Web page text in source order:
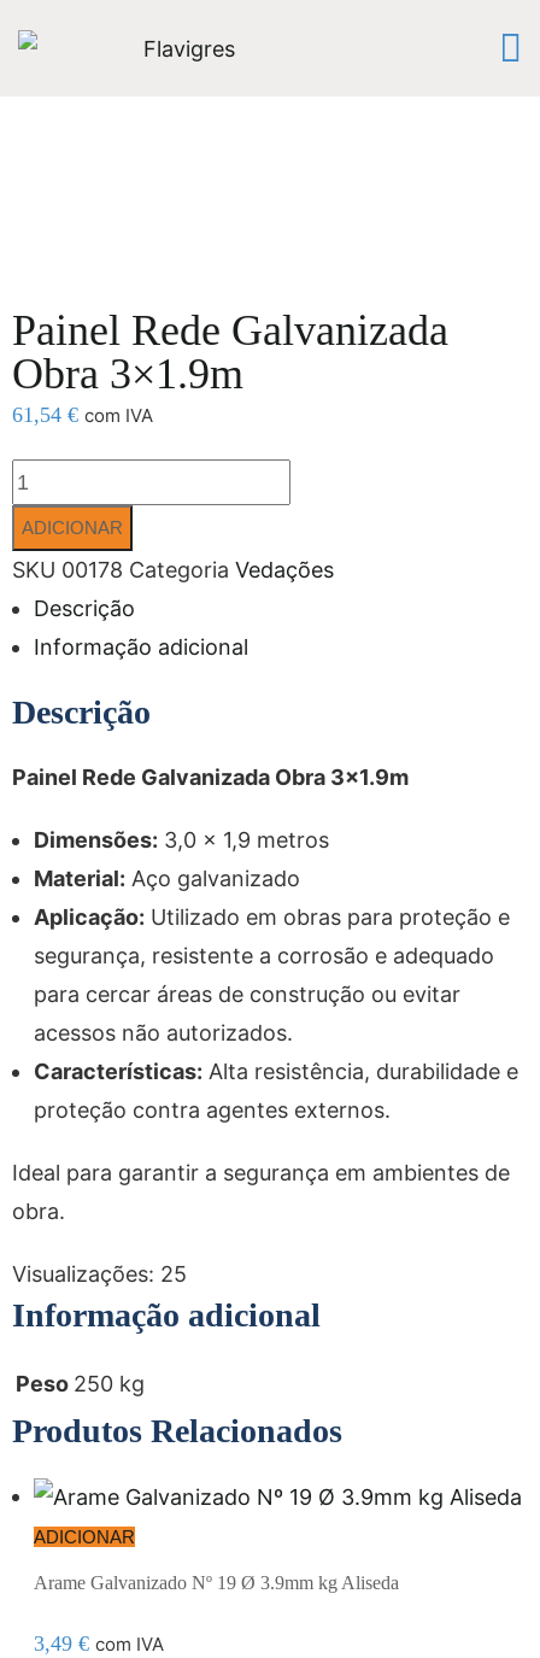
Painel Rede Galvanizada
Obra 3×1.9m
61,54 € com IVA
ADICIONAR
SKU 00178 Categoria Vedações
Descrição
Informação adicional
Descrição
Painel Rede Galvanizada Obra 3×1.9m
Dimensões: 3,0 x 1,9 metros
Material: Aço galvanizado
Aplicação: Utilizado em obras para proteção e
segurança, resistente a corrosão e adequado
para cercar áreas de construção ou evitar
acessos não autorizados.
Características: Alta resistência, durabilidade e
proteção contra agentes externos.
Ideal para garantir a segurança em ambientes de
obra.
Visualizações: 25
Informação adicional
Peso 250 kg
Produtos Relacionados
ADICIONAR
Arame Galvanizado Nº 19 Ø 3.9mm kg Aliseda
3,49 € com IVA